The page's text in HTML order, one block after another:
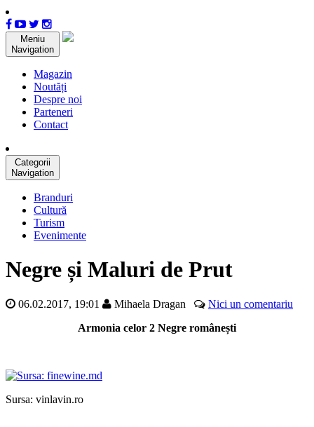
Meniu
Navigation
Magazin
Noutăți
Despre noi
Parteneri
Contact
Categorii
Navigation
Branduri
Cultură
Turism
Evenimente
Negre și Maluri de Prut
06.02.2017, 19:01 Mihaela Dragan
Nici un comentariu
Armonia celor 2 Negre românești
Sursa: vinlavin.ro